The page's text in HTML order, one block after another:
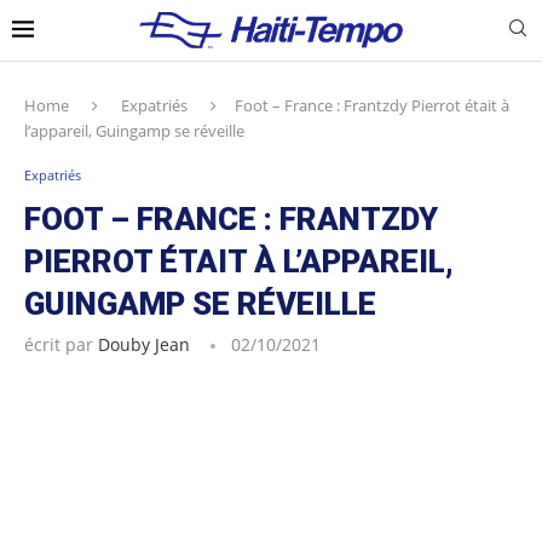
Home Expatriés
Foot – France : Frantzdy Pierrot était à
l’appareil, Guingamp se réveille
Expatriés
FOOT – FRANCE : FRANTZDY
PIERROT ÉTAIT À L’APPAREIL,
GUINGAMP SE RÉVEILLE
écrit par Douby Jean 02/10/2021